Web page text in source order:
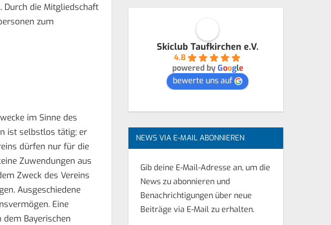
Durch die Mitgliedschaft
zum
im Sinne des
ist selbstlos tätig; er
dürfen nur für die
Zuwendungen aus
Zweck des Vereins
Ausgeschiedene
Eine
Bayerischen
Skiclub Taufkirchen e.V.
4.8
powered byGoogle
bewerte uns auf
NEWS VIA E-MAIL ABONNIEREN
Gib deine E-Mail-Adresse an, um die
News zu abonnieren und
Benachrichtigungen über neue
Beiträge via E-Mail zu erhalten.